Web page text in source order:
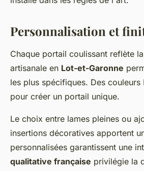
Personnalisation et
Chaque portail coulissant reflète
artisanale en Lot-et-Garonne
les plus spécifiques. Des
pour créer un portail unique.
Le choix entre lames pleines ou
insertions décoratives apportent
personnalisées garantissent une
qualitative française privilégie la